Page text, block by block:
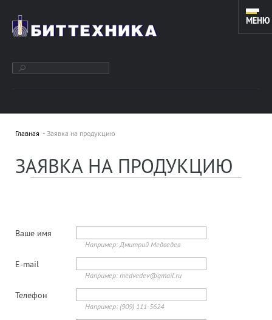
ОБОРУДОВАНИЕ ДЛЯ ЗАРЕЗКИ ДОПОЛНИТЕЛЬНЫХ СТВОЛОВ
КОЙЛТЮБИНГОВЫХ УСТАНОВОК.
динамично развивается по настоящее время. В
основе работы предприятия лежат традиции и
новые технологии в области проектирования...
НОВОСТИ
МЕНЮ
Главная Заявка на продукцию
ЗАЯВКА НА ПРОДУКЦИЮ
Ваше имя
Например: Дмитрий Медведев
E-mail
Например: medvedev@gmail.ru
Телефон
Например: (909) 111-5624